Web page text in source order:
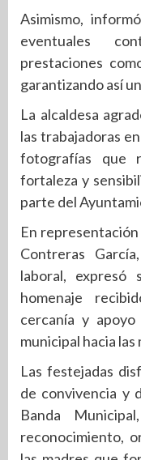
Asimismo,
eventuales
prestaciones
garantizando así
La alcaldesa
las trabajadoras
fotografías que
fortaleza y
parte del
En
Contreras
laboral,
homenaje
cercanía y
municipal hacia
Las festejadas
de convivencia y
Banda
reconocimiento,